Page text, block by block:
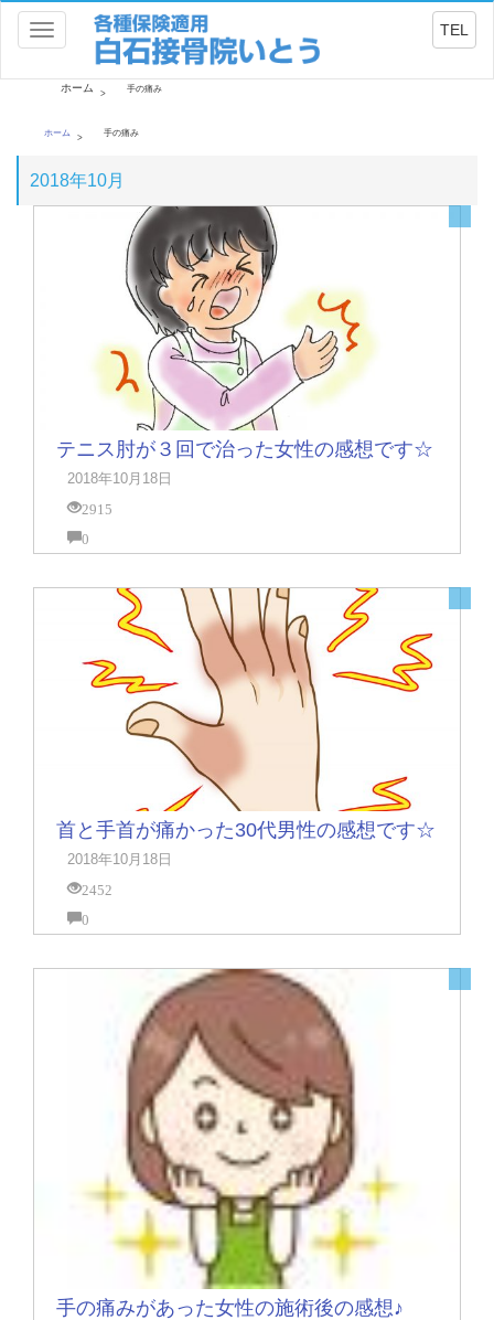
Toggle
navigation
TEL
ホーム 手の痛み
ホーム 手の痛み
2018年10月
テニス肘が３回で治った女性の感想です☆
2018年10月18日
2915
0
首と手首が痛かった30代男性の感想です☆
2018年10月18日
2452
0
手の痛みがあった女性の施術後の感想♪